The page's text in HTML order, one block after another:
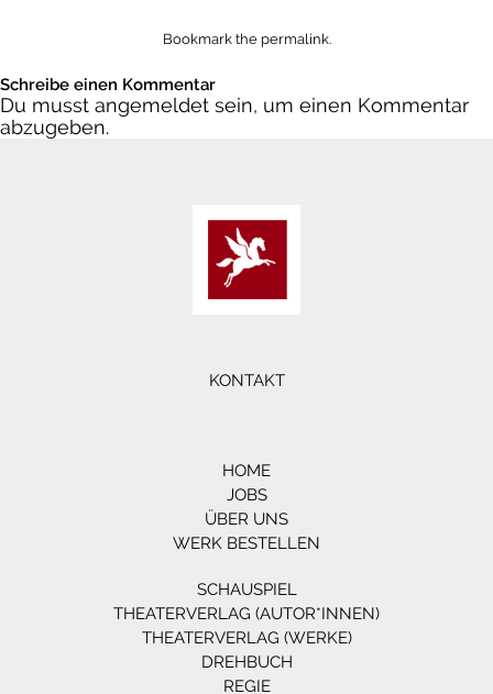
Bookmark the permalink.
Schreibe einen Kommentar
Du musst angemeldet sein, um einen Kommentar
abzugeben.
KONTAKT
HOME
JOBS
ÜBER UNS
WERK BESTELLEN
SCHAUSPIEL
THEATERVERLAG (AUTOR*INNEN)
THEATERVERLAG (WERKE)
DREHBUCH
REGIE